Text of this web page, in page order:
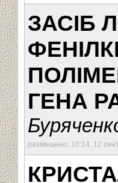
ЗАСІБ
ГЕНА
размещено: 10:14, 12